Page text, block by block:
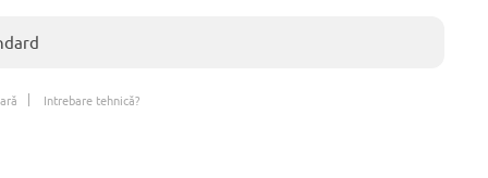
Intrebare tehnică?